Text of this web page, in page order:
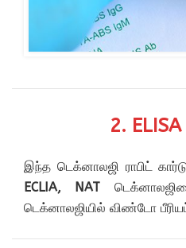
2.
இந்த டெக்னாலஜி ராபிட்
ECLIA, NAT
டெக்னாலஜியில் விண்டோ பீரியட்